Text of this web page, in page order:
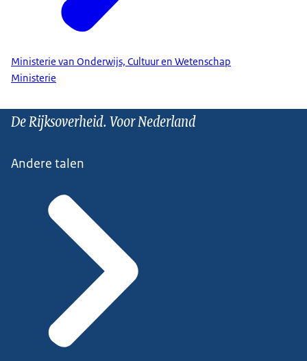
Ministerie van Onderwijs, Cultuur en Wetenschap
Ministerie
De Rijksoverheid. Voor Nederland
Andere talen